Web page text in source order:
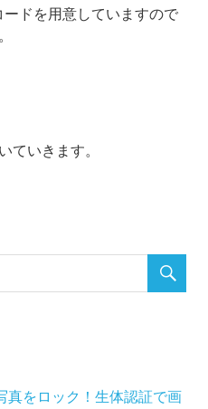
ドを用意していますので
ていきます。
真をロック！生体認証で画